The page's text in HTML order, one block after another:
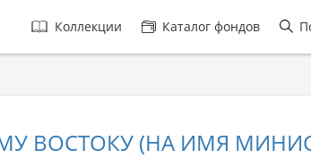
Главная
навигация
Коллекции Каталог фондов
ВОСТОКУ (НА ИМЯ